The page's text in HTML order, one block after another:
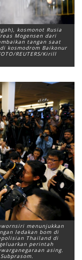
kosmonot Rusia
Mogensen dari
tangan saat
kosmodrom Baikonur
REUTERS/Kirill
menunjukkan
ledakan bom di
Thailand di
perintah
asing.